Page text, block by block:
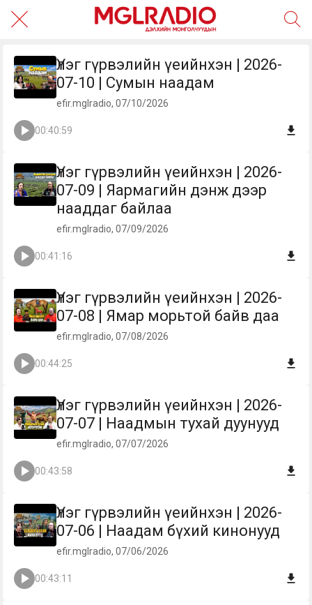
Үлэг гүрвэлийн үеийнхэн | 2026-
07-10 | Сумын наадам
efir.mglradio, 07/10/2026
00:40:59
Үлэг гүрвэлийн үеийнхэн | 2026-
07-09 | Яармагийн дэнж дээр
нааддаг байлаа
efir.mglradio, 07/09/2026
00:41:16
Үлэг гүрвэлийн үеийнхэн | 2026-
07-08 | Ямар морьтой байв даа
efir.mglradio, 07/08/2026
00:44:25
Үлэг гүрвэлийн үеийнхэн | 2026-
07-07 | Наадмын тухай дуунууд
efir.mglradio, 07/07/2026
00:43:58
Үлэг гүрвэлийн үеийнхэн | 2026-
07-06 | Наадам бүхий кинонууд
efir.mglradio, 07/06/2026
00:43:11